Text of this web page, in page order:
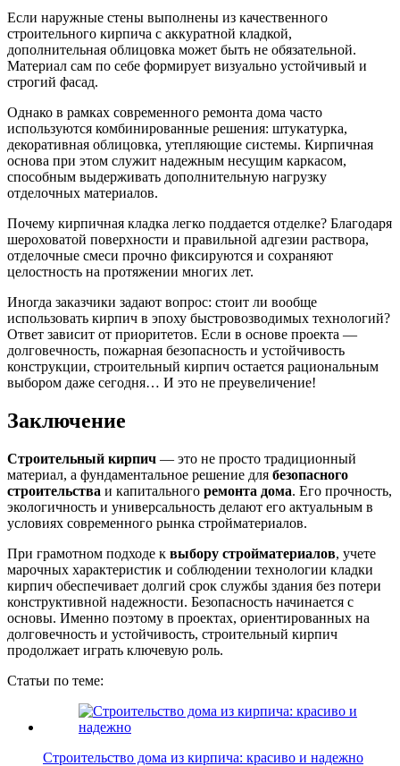
Если наружные стены выполнены из качественного
строительного кирпича с аккуратной кладкой,
дополнительная облицовка может быть не обязательной.
Материал сам по себе формирует визуально устойчивый и
строгий фасад.
Однако в рамках современного ремонта дома часто
используются комбинированные решения: штукатурка,
декоративная облицовка, утепляющие системы. Кирпичная
основа при этом служит надежным несущим каркасом,
способным выдерживать дополнительную нагрузку
отделочных материалов.
Почему кирпичная кладка легко поддается отделке? Благодаря
шероховатой поверхности и правильной адгезии раствора,
отделочные смеси прочно фиксируются и сохраняют
целостность на протяжении многих лет.
Иногда заказчики задают вопрос: стоит ли вообще
использовать кирпич в эпоху быстровозводимых технологий?
Ответ зависит от приоритетов. Если в основе проекта —
долговечность, пожарная безопасность и устойчивость
конструкции, строительный кирпич остается рациональным
выбором даже сегодня… И это не преувеличение!
Заключение
Строительный кирпич — это не просто традиционный
материал, а фундаментальное решение для безопасного
строительства и капитального ремонта дома. Его прочность,
экологичность и универсальность делают его актуальным в
условиях современного рынка стройматериалов.
При грамотном подходе к выбору стройматериалов, учете
марочных характеристик и соблюдении технологии кладки
кирпич обеспечивает долгий срок службы здания без потери
конструктивной надежности. Безопасность начинается с
основы. Именно поэтому в проектах, ориентированных на
долговечность и устойчивость, строительный кирпич
продолжает играть ключевую роль.
Статьи по теме:
Строительство дома из кирпича: красиво и надежно